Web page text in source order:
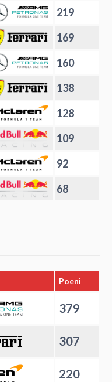
219
169
160
138
128
109
92
68
Poeni
379
307
220